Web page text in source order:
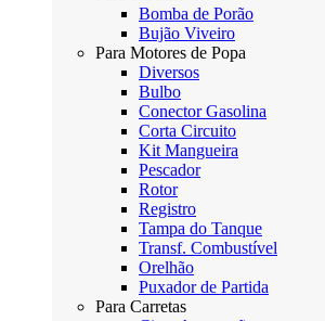
Bomba de Porão
Bujão Viveiro
Para Motores de Popa
Diversos
Bulbo
Conector Gasolina
Corta Circuito
Kit Mangueira
Pescador
Rotor
Registro
Tampa do Tanque
Transf. Combustível
Orelhão
Puxador de Partida
Para Carretas